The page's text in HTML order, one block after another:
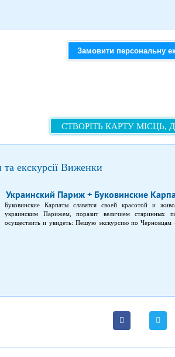
Замовити персональну
СТВОРІТЬ КАРТУ МІСЦЬ,
та екскурсії Виженки
Украинский Париж + Буковинские
Буковинские Карпаты славятся своей красотой и
украинским Парижем, поразит величием
осуществить и увидеть: Пешую экскурсию по